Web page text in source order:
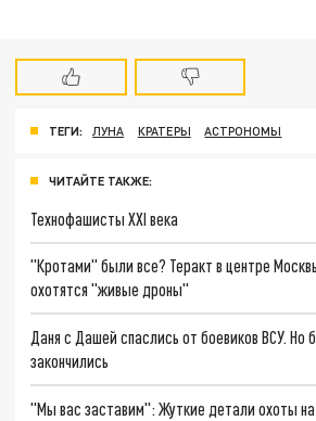
ТЕГИ: ЛУНА КРАТЕРЫ АСТРОНОМЫ
ЧИТАЙТЕ ТАКЖЕ:
Технофашисты XXI века
"Кротами" были все? Теракт в центре
охотятся "живые дроны"
Даня с Дашей спаслись от боевиков ВСУ.
закончились
"Мы вас заставим": Жуткие детали охоты на